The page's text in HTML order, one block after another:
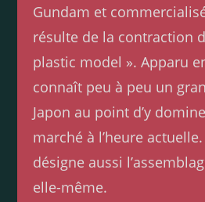
Gundam et
résulte de la contraction
plastic model ». Apparu
connaît peu à peu un
Japon au point d’y
marché à l’heure
désigne aussi
elle-même.